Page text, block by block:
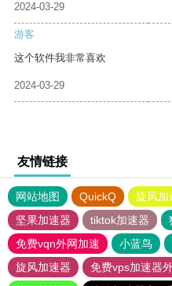
2024-03-29
游客
这个软件我非常喜欢
2024-03-29
友情链接
网站地图 QuickQ 旋风加
坚果加速器
tiktok加速器
免费vqn外网加速
小蓝鸟
旋风加速器
免费vps加速器